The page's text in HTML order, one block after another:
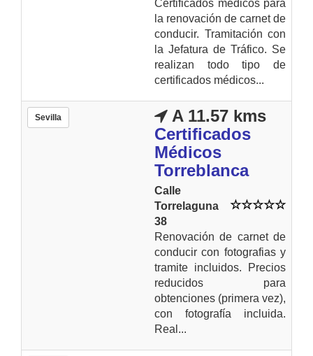
Certificados médicos para
la renovación de carnet de
conducir. Tramitación con
la Jefatura de Tráfico. Se
realizan todo tipo de
certificados médicos...
Sevilla
A 11.57 kms
Certificados
Médicos
Torreblanca
Calle
Torrelaguna
38
Renovación de carnet de
conducir con fotografias y
tramite incluidos. Precios
reducidos para
obtenciones (primera vez),
con fotografía incluida.
Real...